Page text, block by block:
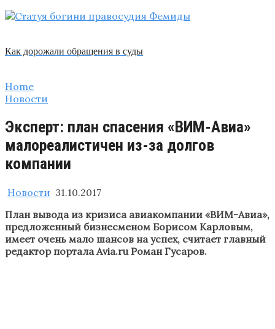
Как дорожали обращения в суды
Home
Новости
Эксперт: план спасения «ВИМ-Авиа»
малореалистичен из-за долгов
компании
Новости 31.10.2017
План вывода из кризиса авиакомпании «ВИМ-Авиа»,
предложенный бизнесменом Борисом Карловым,
имеет очень мало шансов на успех, считает главный
редактор портала Avia.ru Роман Гусаров.